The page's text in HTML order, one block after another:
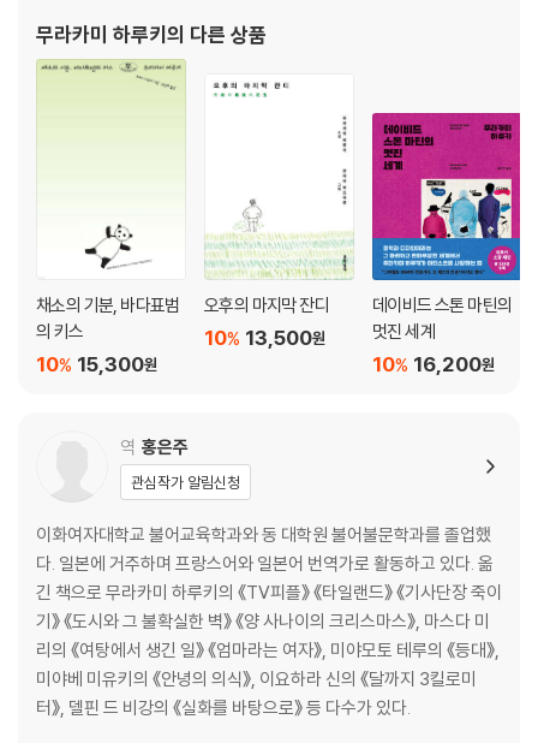
전설적인 앨범 디자이너 ‘데이비드 스톤 마틴’(약칭 DSM, 1913~1992)
의 작품이라는 것이다. 레코드 재킷의 역할이 그리 중요하게 여겨지지 않
았던 시절, DSM은 신선하고 감각적인 재킷 디자인을 선보였고 재즈의 인
기가 높아지면서 그의 세계도 빛을 발했다. DSM이 디자인한 재킷은 여전
히 재즈 팬 사이에서 사랑받고 있으며 세계적인 수집가도 많다.
25 차이콥스키 바이올린협주곡 D장조 작품번호 35 091
26 로시니 가극 〈도둑까치〉 서곡 094
27 라벨 현악사중주 F장조 097
30 브람스 바이올린협주곡 D장조 작품번호 77 109
31 베토벤 교향곡 5번 〈운명〉 C단조 작품번호 67 115
32 베토벤 교향곡 6번 〈전원〉 F장조 작품번호 68 118
33 버르토크 〈중국의 이상한 관리〉 작품번호 19 121
34 헨델 〈수상음악〉 124
35 말러 교향곡 1번 D장조 127
36 스트라빈스키 〈불새〉 모음곡 130
37 슈만 〈사육제〉 작품번호 9 133
39 비발디 비올라다모레를 위한 협주곡집 등 142
40 베토벤 현악사중주 14번 C?단조 작품번호 131 145
41 베토벤 피아노협주곡 1번 C장조 작품번호 15 151
42 블로흐 〈셸로모 첼로와 관현악을 위한 히브리 광시곡〉 154
43 랄로 스페인 교향곡 D단조 작품번호 21 157
44 모차르트 클라리넷협주곡 A장조 K.622 160
45 버르토크 피아노협주곡 1번 163
46 슈만 피아노오중주 E♭장조 작품번호 44 166
47 리스트 피아노협주곡 1번 E♭장조 169
48 멘델스존 교향곡 3번 〈스코틀랜드〉 A단조 작품번호 56 172
타임스 ‘올해의 책’에 선정되었다. 그 밖
무라카미 하루키의 다른 상품
채소의 기분, 바다표범
의 키스
15,300원
10%
오후의 마지막 잔디
13,500원
10%
데이비드 스톤 마틴의
멋진 세계
16,200원
10%
역 홍은주
관심작가 알림신청
이화여자대학교 불어교육학과와 동 대학원 불어불문학과를 졸업했
다. 일본에 거주하며 프랑스어와 일본어 번역가로 활동하고 있다. 옮
긴 책으로 무라카미 하루키의 《TV피플》 《타일랜드》 《기사단장 죽이
기》 《도시와 그 불확실한 벽》 《양 사나이의 크리스마스》, 마스다 미
리의 《여탕에서 생긴 일》 《엄마라는 여자》, 미야모토 테루의 《등대》,
미야베 미유키의 《안녕의 의식》, 이요하라 신의 《달까지 3킬로미
터》, 델핀 드 비강의 《실화를 바탕으로》 등 다수가 있다.